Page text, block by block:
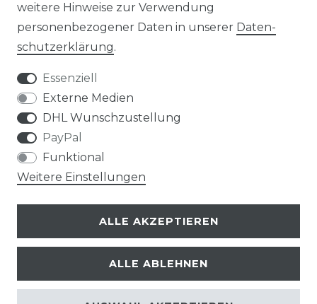
Impressum Daten­schutz­erklärung
Widerrufs­recht
weitere Hinweise zur Verwendung
personenbezogener Daten in unserer Daten­
schutz­erklärung.
Essenziell
Externe Medien
DHL Wunschzustellung
PayPal
Funktional
Weitere Einstellungen
ALLE AKZEPTIEREN
ALLE ABLEHNEN